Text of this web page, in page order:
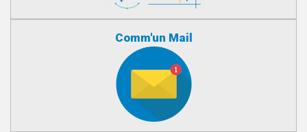
Comm'un Mail